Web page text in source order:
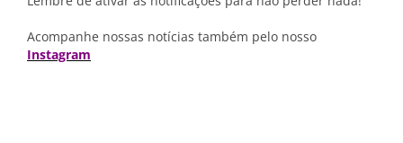
Acompanhe nossas notícias também pelo nosso
Instagram